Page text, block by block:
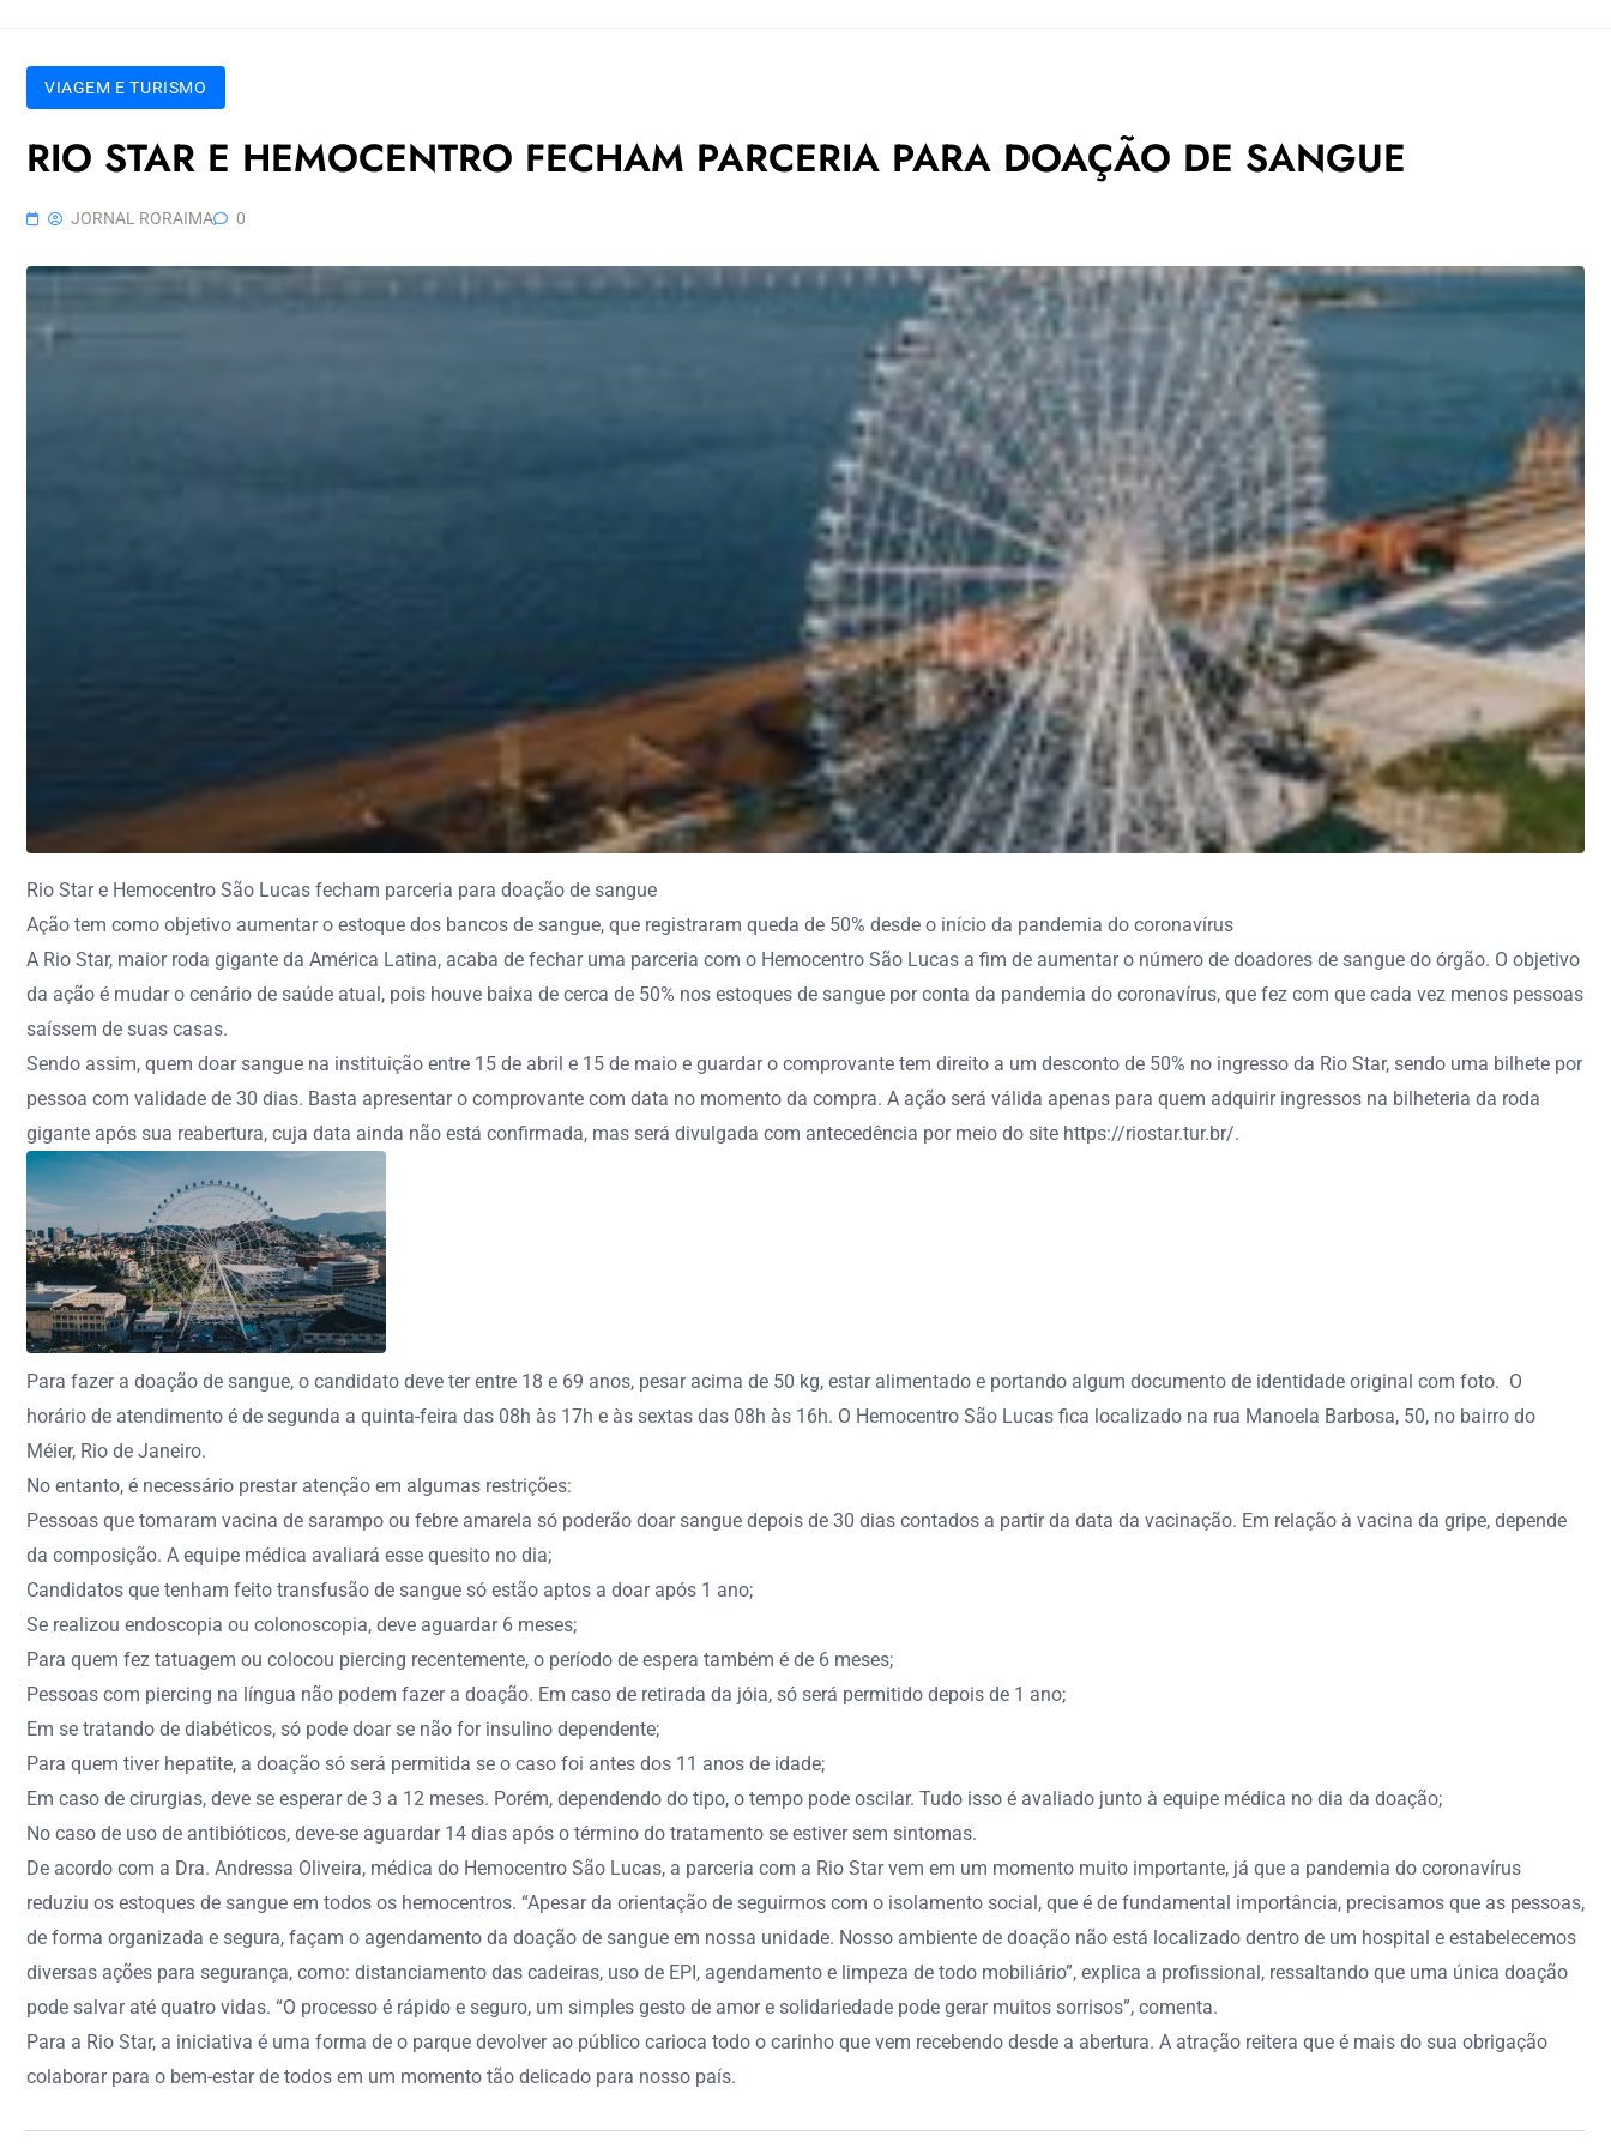
VIAGEM E TURISMO
RIO STAR E HEMOCENTRO FECHAM PARCERIA PARA DOAÇÃO DE SANGUE
JORNAL RORAIMA 0
Rio Star e Hemocentro São Lucas fecham parceria para doação de sangue
Ação tem como objetivo aumentar o estoque dos bancos de sangue, que registraram queda de 50% desde o início da pandemia do coronavírus
A Rio Star, maior roda gigante da América Latina, acaba de fechar uma parceria com o Hemocentro São Lucas a fim de aumentar o número de doadores de sangue do órgão. O objetivo
da ação é mudar o cenário de saúde atual, pois houve baixa de cerca de 50% nos estoques de sangue por conta da pandemia do coronavírus, que fez com que cada vez menos pessoas
saíssem de suas casas.
Sendo assim, quem doar sangue na instituição entre 15 de abril e 15 de maio e guardar o comprovante tem direito a um desconto de 50% no ingresso da Rio Star, sendo uma bilhete por
pessoa com validade de 30 dias. Basta apresentar o comprovante com data no momento da compra. A ação será válida apenas para quem adquirir ingressos na bilheteria da roda
gigante após sua reabertura, cuja data ainda não está confirmada, mas será divulgada com antecedência por meio do site https://riostar.tur.br/.
Para fazer a doação de sangue, o candidato deve ter entre 18 e 69 anos, pesar acima de 50 kg, estar alimentado e portando algum documento de identidade original com foto. O
horário de atendimento é de segunda a quinta-feira das 08h às 17h e às sextas das 08h às 16h. O Hemocentro São Lucas fica localizado na rua Manoela Barbosa, 50, no bairro do
Méier, Rio de Janeiro.
No entanto, é necessário prestar atenção em algumas restrições:
Pessoas que tomaram vacina de sarampo ou febre amarela só poderão doar sangue depois de 30 dias contados a partir da data da vacinação. Em relação à vacina da gripe, depende
da composição. A equipe médica avaliará esse quesito no dia;
Candidatos que tenham feito transfusão de sangue só estão aptos a doar após 1 ano;
Se realizou endoscopia ou colonoscopia, deve aguardar 6 meses;
Para quem fez tatuagem ou colocou piercing recentemente, o período de espera também é de 6 meses;
Pessoas com piercing na língua não podem fazer a doação. Em caso de retirada da jóia, só será permitido depois de 1 ano;
Em se tratando de diabéticos, só pode doar se não for insulino dependente;
Para quem tiver hepatite, a doação só será permitida se o caso foi antes dos 11 anos de idade;
Em caso de cirurgias, deve se esperar de 3 a 12 meses. Porém, dependendo do tipo, o tempo pode oscilar. Tudo isso é avaliado junto à equipe médica no dia da doação;
No caso de uso de antibióticos, deve-se aguardar 14 dias após o término do tratamento se estiver sem sintomas.
De acordo com a Dra. Andressa Oliveira, médica do Hemocentro São Lucas, a parceria com a Rio Star vem em um momento muito importante, já que a pandemia do coronavírus
reduziu os estoques de sangue em todos os hemocentros. “Apesar da orientação de seguirmos com o isolamento social, que é de fundamental importância, precisamos que as pessoas,
de forma organizada e segura, façam o agendamento da doação de sangue em nossa unidade. Nosso ambiente de doação não está localizado dentro de um hospital e estabelecemos
diversas ações para segurança, como: distanciamento das cadeiras, uso de EPI, agendamento e limpeza de todo mobiliário”, explica a profissional, ressaltando que uma única doação
pode salvar até quatro vidas. “O processo é rápido e seguro, um simples gesto de amor e solidariedade pode gerar muitos sorrisos”, comenta.
Para a Rio Star, a iniciativa é uma forma de o parque devolver ao público carioca todo o carinho que vem recebendo desde a abertura. A atração reitera que é mais do sua obrigação
colaborar para o bem-estar de todos em um momento tão delicado para nosso país.